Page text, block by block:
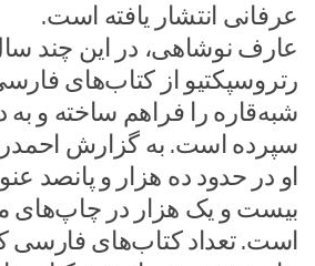
عرفانی انتشار یافته است.
عارف نوشاهی، در این چند
رتروسپکتیو از کتاب‌های
شبه‌قاره را فراهم ساخته و
سپرده است. به گزارش
او در حدود ده هزار و پانصد
بیست و یک هزار در چاپ‌های
است. تعداد کتاب‌های فارسی